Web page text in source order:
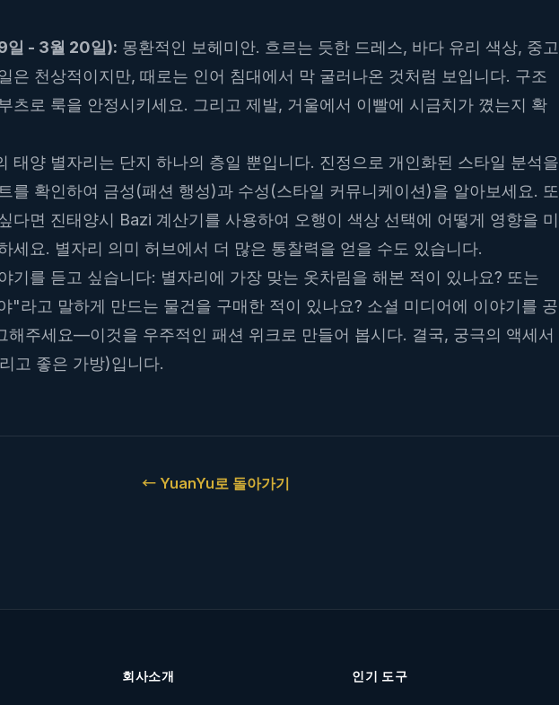
일 - 3월 20일): 몽환적인 보헤미안. 흐르는 듯한 드레스, 바다 유리 색상, 중고
은 천상적이지만, 때로는 인어 침대에서 막 굴러나온 것처럼 보입니다. 구조
츠로 룩을 안정시키세요. 그리고 제발, 거울에서 이빨에 시금치가 꼈는지 확
태양 별자리는 단지 하나의 층일 뿐입니다. 진정으로 개인화된 스타일 분석을
를 확인하여 금성(패션 행성)과 수성(스타일 커뮤니케이션)을 알아보세요. 또
다면 진태양시 Bazi 계산기를 사용하여 오행이 색상 선택에 어떻게 영향을 미
세요. 별자리 의미 허브에서 더 많은 통찰력을 얻을 수도 있습니다.
기를 듣고 싶습니다: 별자리에 가장 맞는 옷차림을 해본 적이 있나요? 또는
"라고 말하게 만드는 물건을 구매한 적이 있나요? 소셜 미디어에 이야기를 공
해주세요—이것을 우주적인 패션 위크로 만들어 봅시다. 결국, 궁극의 액세서
고 좋은 가방)입니다.
← YuanYu로 돌아가기
회사소개 인기 도구